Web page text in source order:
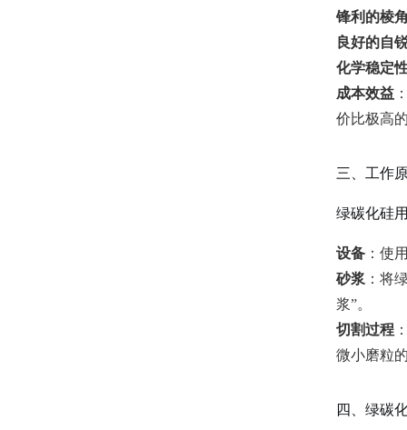
锋利的棱
良好的自
化学稳定
成本效益
价比极高
三、工作
绿碳化硅
设备 ：使
砂浆 ：将
浆”。
切割过程
微小磨粒
四、绿碳